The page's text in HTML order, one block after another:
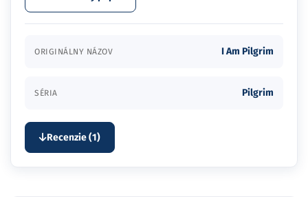
ORIGINÁLNY NÁZOV I Am Pilgrim
SÉRIA Pilgrim
Recenzie (1)